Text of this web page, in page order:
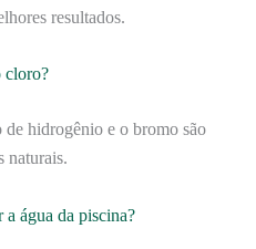
resultados.
cloro?
hidrogênio e o bromo são
naturais.
água da piscina?